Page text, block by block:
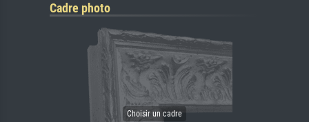
Cadre photo